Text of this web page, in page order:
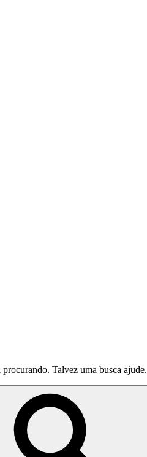
Talvez uma busca ajude.